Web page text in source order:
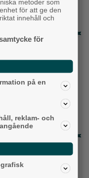
under
augusti
metoder som
för att ge den
innehåll och
för
på en
reklam- och